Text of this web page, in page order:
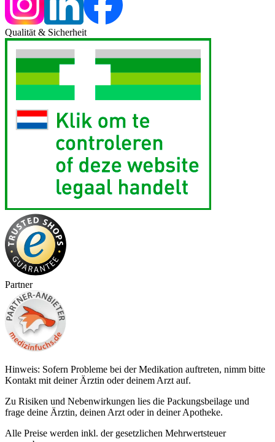
Qualität & Sicherheit
Partner
Hinweis: Sofern Probleme bei der Medikation auftreten, nimm bitte
Kontakt mit deiner Ärztin oder deinem Arzt auf.
Zu Risiken und Nebenwirkungen lies die Packungsbeilage und
frage deine Ärztin, deinen Arzt oder in deiner Apotheke.
Alle Preise werden inkl. der gesetzlichen Mehrwertsteuer